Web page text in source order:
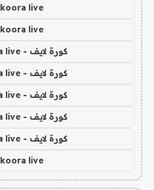
koora live
koora live
كورة لايف - koora live
كورة لايف - koora live
كورة لايف - koora live
كورة لايف - koora live
كورة لايف - koora live
koora live